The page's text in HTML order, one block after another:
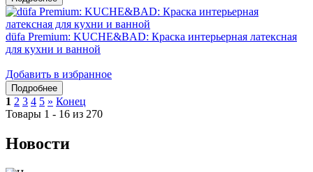
düfa Premium: KUCHE&BAD: Краска интерьерная латексная
для кухни и ванной
Добавить в избранное
1 2 3 4 5 » Конец
Товары 1 - 16 из 270
Новости